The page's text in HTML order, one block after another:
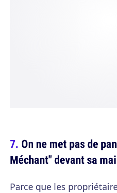
On ne met pas de
Méchant" devant sa
Parce que les